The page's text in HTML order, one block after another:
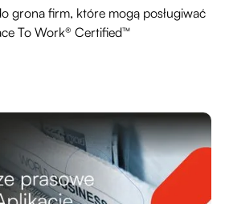
grona firm, które mogą posługiwać
To Work® Certified™